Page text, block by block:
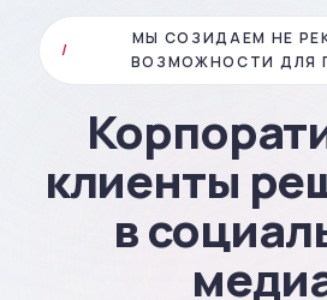
/
МЫ СОЗИДАЕМ НЕ
ВОЗМОЖНОСТИ ДЛЯ
клиенты
в